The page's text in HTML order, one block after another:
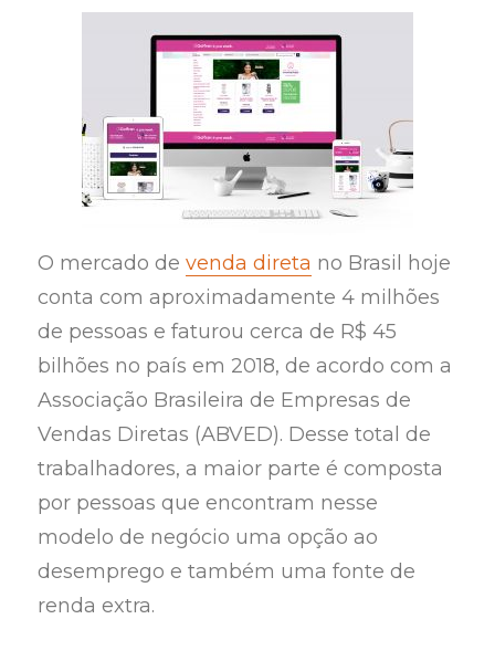
O mercado devenda direta no Brasil hoje
conta com aproximadamente 4 milhões
de pessoas e faturou cerca de R$ 45
bilhões no país em 2018, de acordo com a
Associação Brasileira de Empresas de
Vendas Diretas (ABVED). Desse total de
trabalhadores, a maior parte é composta
por pessoas que encontram nesse
modelo de negócio uma opção ao
desemprego e também uma fonte de
renda extra.